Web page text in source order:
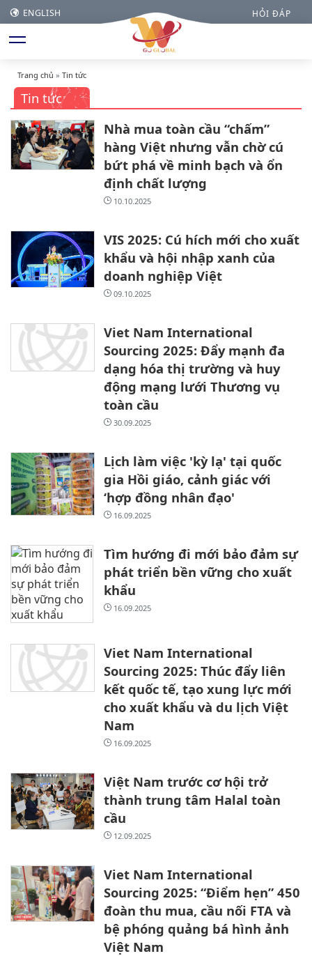
ENGLISH HỎI ĐÁP
Trang chủ » Tin tức
Tin tức
Nhà mua toàn cầu “chấm”
hàng Việt nhưng vẫn chờ cú
bứt phá về minh bạch và ổn
định chất lượng
10.10.2025
VIS 2025: Cú hích mới cho xuất
khẩu và hội nhập xanh của
doanh nghiệp Việt
09.10.2025
Viet Nam International
Sourcing 2025: Đẩy mạnh đa
dạng hóa thị trường và huy
động mạng lưới Thương vụ
toàn cầu
30.09.2025
Lịch làm việc 'kỳ lạ' tại quốc
gia Hồi giáo, cảnh giác với
‘hợp đồng nhân đạo'
16.09.2025
Tìm hướng đi mới bảo đảm sự
phát triển bền vững cho xuất
khẩu
16.09.2025
Viet Nam International
Sourcing 2025: Thúc đẩy liên
kết quốc tế, tạo xung lực mới
cho xuất khẩu và du lịch Việt
Nam
16.09.2025
Việt Nam trước cơ hội trở
thành trung tâm Halal toàn
cầu
12.09.2025
Viet Nam International
Sourcing 2025: “Điểm hẹn” 450
đoàn thu mua, cầu nối FTA và
bệ phóng quảng bá hình ảnh
Việt Nam